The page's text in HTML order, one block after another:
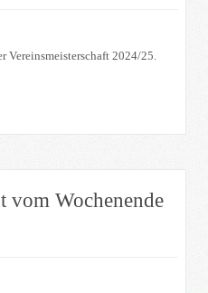
Vereinsmeisterschaft 2024/25.
vom Wochenende